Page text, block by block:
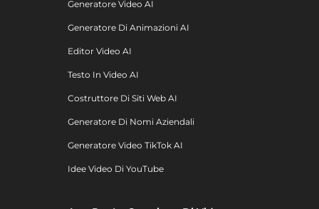
Generatore Video AI
Generatore Di Animazioni AI
Editor Video AI
Testo In Video AI
Costruttore Di Siti Web AI
Generatore Di Nomi Aziendali
Generatore Video TikTok AI
Idee Video Di YouTube